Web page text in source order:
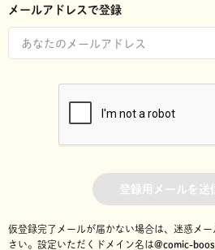
メールアドレスで登録
登録用メールを送
仮登録完了メールが届かない場合は、迷惑メ
さい。 設定いただくドメイン名は@comic-